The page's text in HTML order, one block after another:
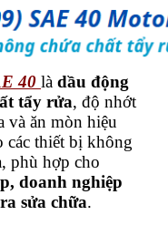
40 là dầu động
tẩy rửa, độ nhớt
và ăn mòn hiệu
các thiết bị không
phù hợp cho
doanh nghiệp
sửa chữa.